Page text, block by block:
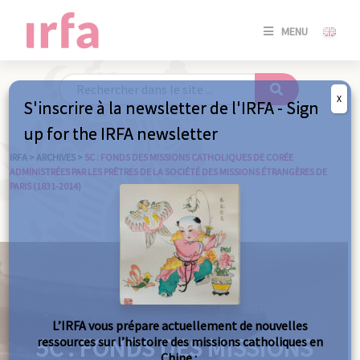
MENU
SE
IRFA > ARCHIVES > 5C : FONDS DES MISSIONS CATHOLIQUES DE CORÉE
ADMINISTRÉES PAR LES PRÊTRES DE LA SOCIÉTÉ DES MISSIONS ÉTRANGÈRES DE
PARIS (1831-2014)
5C : FONDS DES MISSIONS
S'inscrire à la newsletter de l'IRFA - Sign
up for the IRFA newsletter
L’IRFA vous prépare actuellement de nouvelles
ressources sur l’histoire des missions catholiques en
X